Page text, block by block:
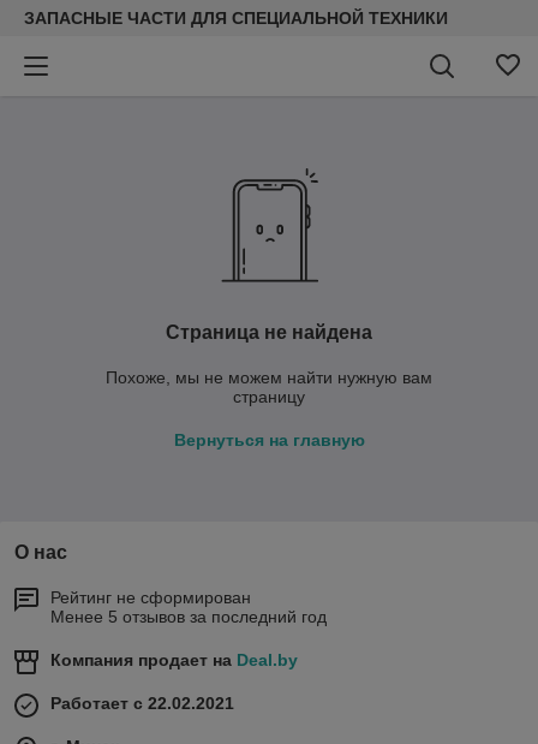
ЗАПАСНЫЕ ЧАСТИ ДЛЯ СПЕЦИАЛЬНОЙ ТЕХНИКИ
Страница не найдена
Похоже, мы не можем найти нужную вам
страницу
Вернуться на главную
О нас
Рейтинг не сформирован
Менее 5 отзывов за последний год
Компания продает на Deal.by
Работает с 22.02.2021